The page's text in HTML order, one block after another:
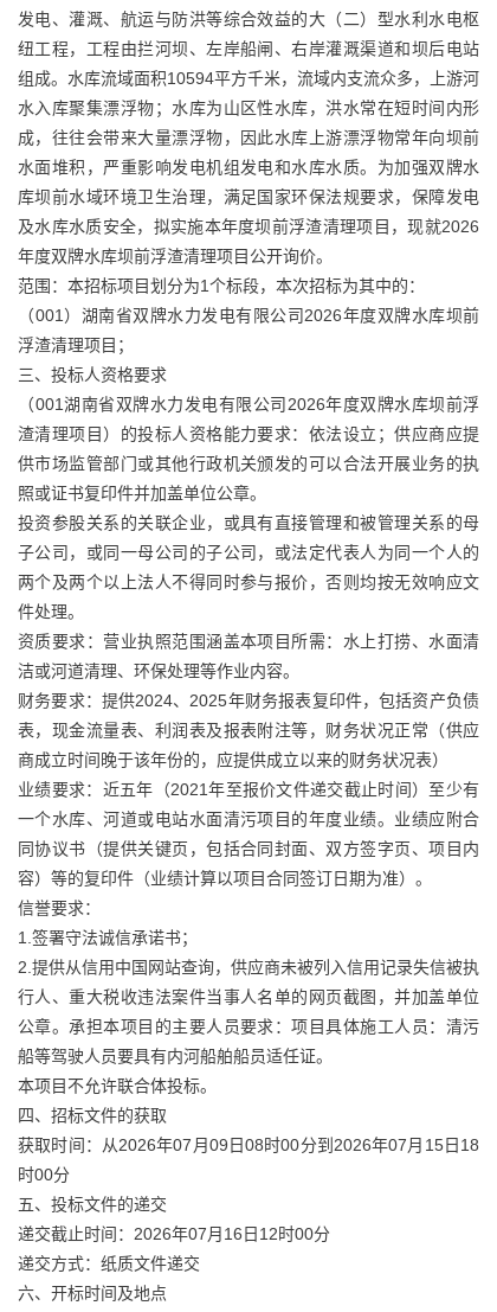
发电、灌溉、航运与防洪等综合效益的大（二）型水利水电枢
纽工程，工程由拦河坝、左岸船闸、右岸灌溉渠道和坝后电站
组成。水库流域面积10594平方千米，流域内支流众多，上游河
水入库聚集漂浮物；水库为山区性水库，洪水常在短时间内形
成，往往会带来大量漂浮物，因此水库上游漂浮物常年向坝前
水面堆积，严重影响发电机组发电和水库水质。为加强双牌水
库坝前水域环境卫生治理，满足国家环保法规要求，保障发电
及水库水质安全，拟实施本年度坝前浮渣清理项目，现就2026
年度双牌水库坝前浮渣清理项目公开询价。
范围：本招标项目划分为1个标段，本次招标为其中的：
（001）湖南省双牌水力发电有限公司2026年度双牌水库坝前
浮渣清理项目；
三、投标人资格要求
（001湖南省双牌水力发电有限公司2026年度双牌水库坝前浮
渣清理项目）的投标人资格能力要求：依法设立；供应商应提
供市场监管部门或其他行政机关颁发的可以合法开展业务的执
照或证书复印件并加盖单位公章。
投资参股关系的关联企业，或具有直接管理和被管理关系的母
子公司，或同一母公司的子公司，或法定代表人为同一个人的
两个及两个以上法人不得同时参与报价，否则均按无效响应文
件处理。
资质要求：营业执照范围涵盖本项目所需：水上打捞、水面清
洁或河道清理、环保处理等作业内容。
财务要求：提供2024、2025年财务报表复印件，包括资产负债
表，现金流量表、利润表及报表附注等，财务状况正常（供应
商成立时间晚于该年份的，应提供成立以来的财务状况表）
业绩要求：近五年（2021年至报价文件递交截止时间）至少有
一个水库、河道或电站水面清污项目的年度业绩。业绩应附合
同协议书（提供关键页，包括合同封面、双方签字页、项目内
容）等的复印件（业绩计算以项目合同签订日期为准）。
信誉要求：
1.签署守法诚信承诺书；
2.提供从信用中国网站查询，供应商未被列入信用记录失信被执
行人、重大税收违法案件当事人名单的网页截图，并加盖单位
公章。承担本项目的主要人员要求：项目具体施工人员：清污
船等驾驶人员要具有内河船舶船员适任证。
本项目不允许联合体投标。
四、招标文件的获取
获取时间：从2026年07月09日08时00分到2026年07月15日18
时00分
五、投标文件的递交
递交截止时间：2026年07月16日12时00分
递交方式：纸质文件递交
六、开标时间及地点